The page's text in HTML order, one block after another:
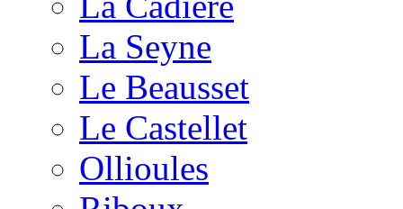
La Seyne
Le Beausset
Le Castellet
Ollioules